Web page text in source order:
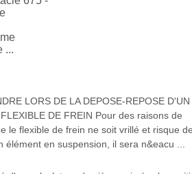
...
LORS DE LA DEPOSE-REPOSE D'UN
DE FREIN Pour des raisons de
le flexible de frein ne soit vrillé et risque
en suspension, il sera n&eacu ...